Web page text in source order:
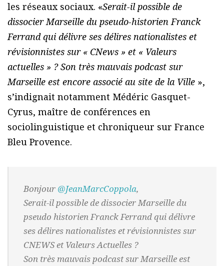
les réseaux sociaux. «Serait-il possible de
dissocier Marseille du pseudo-historien Franck
Ferrand qui délivre ses délires nationalistes et
révisionnistes sur « CNews » et « Valeurs
actuelles » ? Son très mauvais podcast sur
Marseille est encore associé au site de la Ville »,
s’indignait notamment Médéric Gasquet-
Cyrus, maître de conférences en
sociolinguistique et chroniqueur sur France
Bleu Provence.
Bonjour @JeanMarcCoppola,
Serait-il possible de dissocier Marseille du
pseudo historien Franck Ferrand qui délivre
ses délires nationalistes et révisionnistes sur
CNEWS et Valeurs Actuelles ?
Son très mauvais podcast sur Marseille est